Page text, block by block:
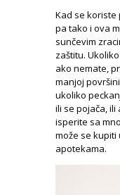
Kad se koriste
pa tako i ova
sunčevim
zaštitu.
ako nemate,
manjoj
ukoliko
ili se pojača, ili
isperite sa
može se
apotekama.